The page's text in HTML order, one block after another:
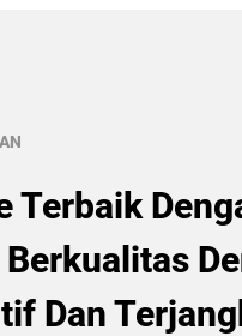
Terbaik
Dan